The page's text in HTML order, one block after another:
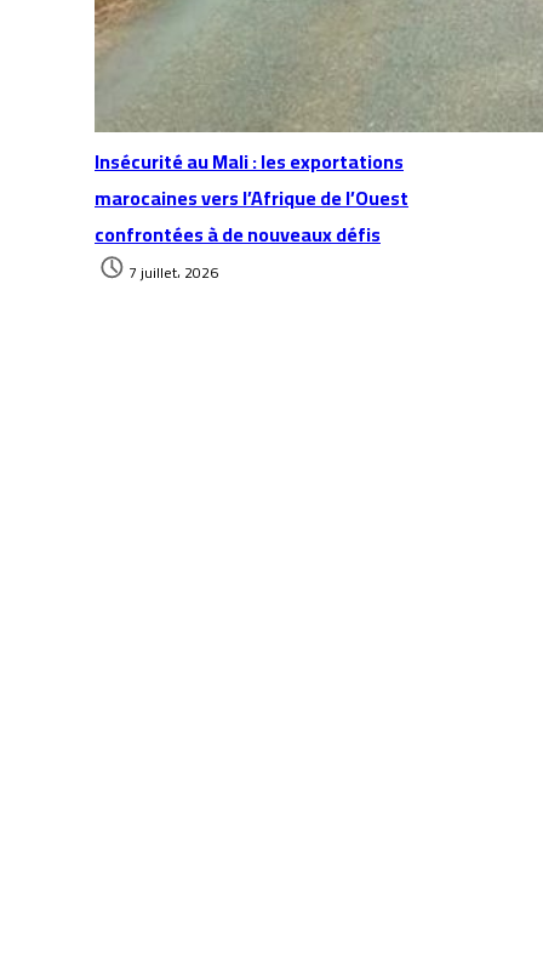
Insécurité au Mali : les exportations
marocaines vers l’Afrique de l’Ouest
confrontées à de nouveaux défis
7 juillet، 2026